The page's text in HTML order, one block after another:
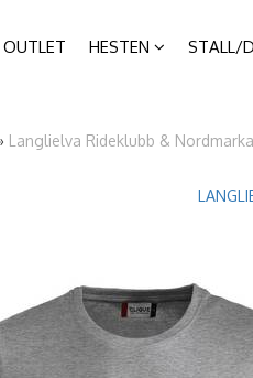
OUTLET HESTEN STALL/
Langlielva Rideklubb & Nordmarka